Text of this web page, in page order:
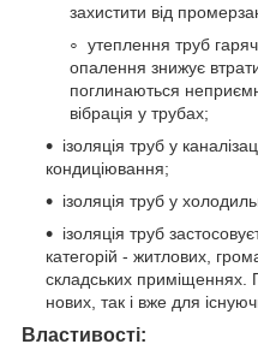
захистити від
утеплення труб
опалення знижує
поглинаються
вібрація у трубах;
ізоляція труб у
кондиціювання;
ізоляція труб у
ізоляція труб
категорій - житлових,
складських приміщеннях.
нових, так і вже для
Властивості: